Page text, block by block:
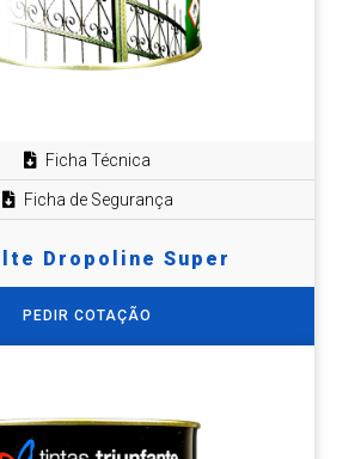
Ficha Técnica
Ficha de Segurança
Dropoline Super
PEDIR COTAÇÃO